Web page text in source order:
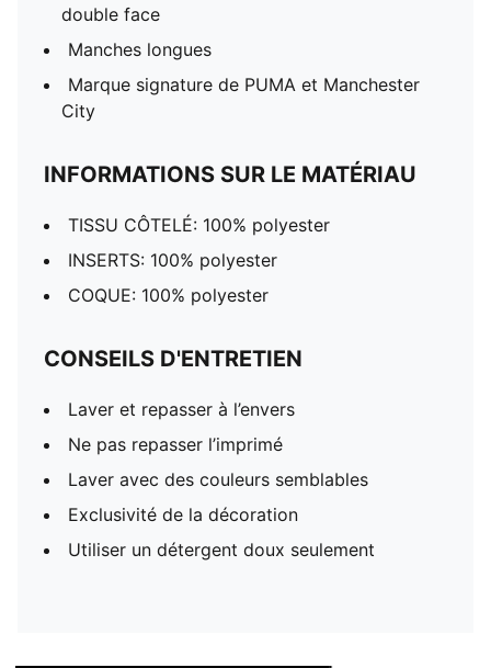
double face
Manches longues
Marque signature de PUMA et Manchester
City
INFORMATIONS SUR LE MATÉRIAU
TISSU CÔTELÉ: 100% polyester
INSERTS: 100% polyester
COQUE: 100% polyester
CONSEILS D'ENTRETIEN
Laver et repasser à l’envers
Ne pas repasser l’imprimé
Laver avec des couleurs semblables
Exclusivité de la décoration
Utiliser un détergent doux seulement